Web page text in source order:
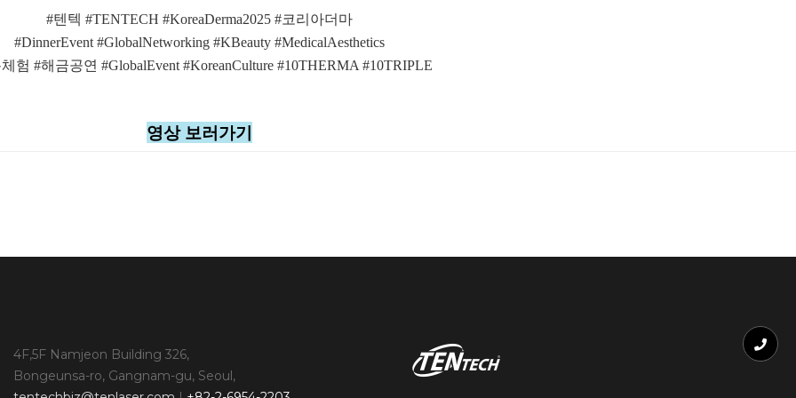
#텐텍 #TENTECH #KoreaDerma2025 #코리아더마
#DinnerEvent #GlobalNetworking #KBeauty #MedicalAesthetics
험 #해금공연 #GlobalEvent #KoreanCulture #10THERMA #10TRIPLE
영상 보러가기
4F,5F Namjeon Building 326,
Bongeunsa-ro, Gangnam-gu, Seoul,